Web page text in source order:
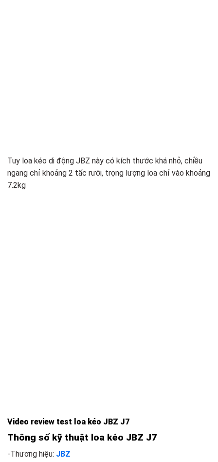
Tuy loa kéo di động JBZ này có kích thước khá nhỏ, chiều
ngang chỉ khoảng 2 tấc rưỡi, trọng lượng loa chỉ vào khoảng
7.2kg
Video review test loa kéo JBZ J7
Thông số kỹ thuật loa kéo JBZ J7
-Thương hiệu: JBZ